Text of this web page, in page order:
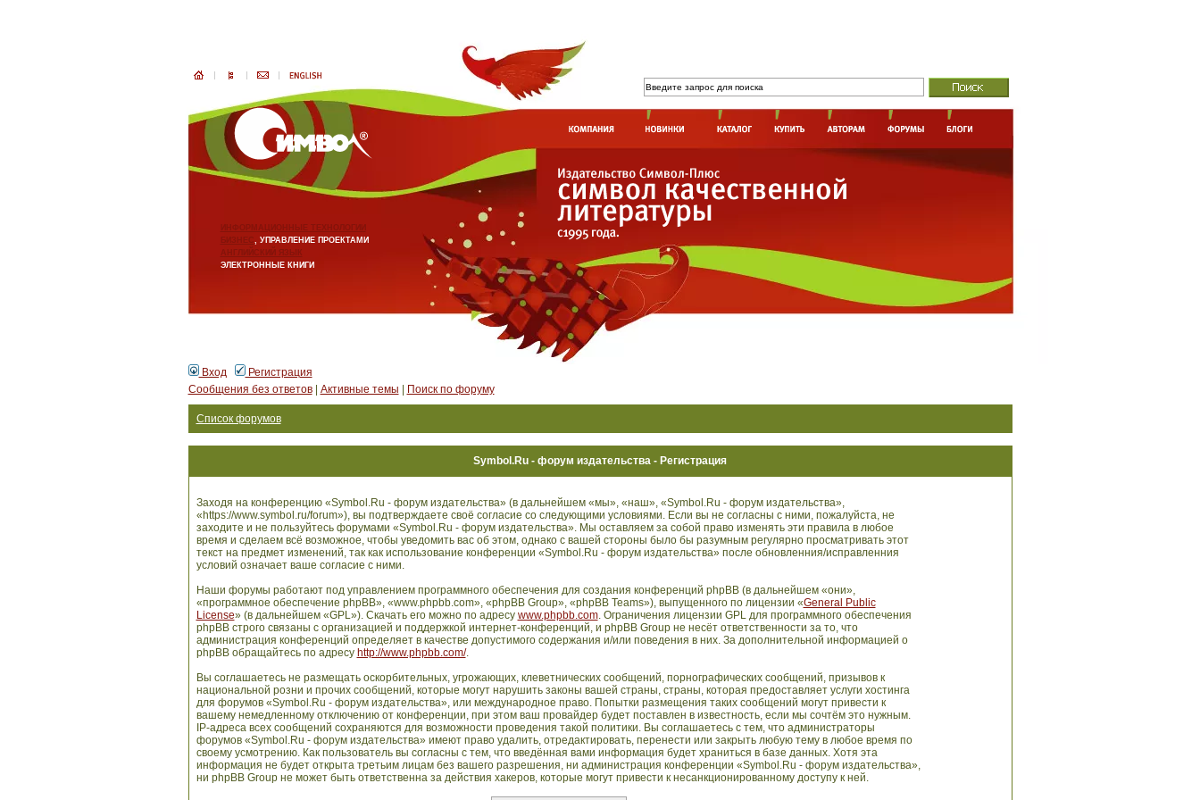
ИНФОРМАЦИОННЫЕ ТЕХНОЛОГИИ
БИЗНЕС, УПРАВЛЕНИЕ ПРОЕКТАМИ
АНГЛИЙСКИЙ ЯЗЫК
ЭЛЕКТРОННЫЕ КНИГИ
Вход
Регистрация
Сообщения без ответов| Активные темы Поиск по форуму
Список форумов
Symbol.Ru - форум издательства - Регистрация
Заходя на конференцию «Symbol.Ru - форум издательства» (в дальнейшем «мы», «наш», «Symbol.Ru - форум издательства»,
«https://www.symbol.ru/forum»), вы подтверждаете своё согласие со следующими условиями. Если вы не согласны с ними, пожалуйста, не
заходите и не пользуйтесь форумами «Symbol.Ru - форум издательства». Мы оставляем за собой право изменять эти правила в любое
время и сделаем всё возможное, чтобы уведомить вас об этом, однако с вашей стороны было бы разумным регулярно просматривать этот
текст на предмет изменений, так как использование конференции «Symbol.Ru - форум издательства» после обновленния/исправленния
условий означает ваше согласие с ними.
Наши форумы работают под управлением программного обеспечения для создания конференций phpBB (в дальнейшем «они»,
«программное обеспечение phpBB», «www.phpbb.com», «phpBB Group», «phpBB Teams»), выпущенного по лицензии «General Public
License» (в дальнейшем «GPL»). Скачать его можно по адресу www.phpbb.com. Ограничения лицензии GPL для программного обеспечения
phpBB строго связаны с организацией и поддержкой интернет-конференций, и phpBB Group не несёт ответственности за то, что
администрация конференций определяет в качестве допустимого содержания и/или поведения в них. За дополнительной информацией о
phpBB обращайтесь по адресу http://www.phpbb.com/.
Вы соглашаетесь не размещать оскорбительных, угрожающих, клеветнических сообщений, порнографических сообщений, призывов к
национальной розни и прочих сообщений, которые могут нарушить законы вашей страны, страны, которая предоставляет услуги хостинга
для форумов «Symbol.Ru - форум издательства», или международное право. Попытки размещения таких сообщений могут привести к
вашему немедленному отключению от конференции, при этом ваш провайдер будет поставлен в известность, если мы сочтём это нужным.
IP-адреса всех сообщений сохраняются для возможности проведения такой политики. Вы соглашаетесь с тем, что администраторы
форумов «Symbol.Ru - форум издательства» имеют право удалить, отредактировать, перенести или закрыть любую тему в любое время по
своему усмотрению. Как пользователь вы согласны с тем, что введённая вами информация будет храниться в базе данных. Хотя эта
информация не будет открыта третьим лицам без вашего разрешения, ни администрация конференции «Symbol.Ru - форум издательства»,
ни phpBB Group не может быть ответственна за действия хакеров, которые могут привести к несанкционированному доступу к ней.